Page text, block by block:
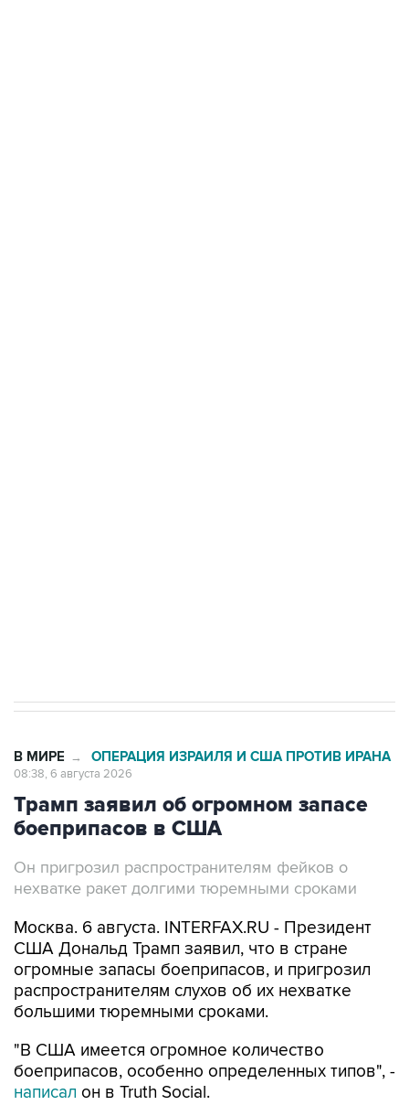
В МИРЕ → ОПЕРАЦИЯ ИЗРАИЛЯ И США ПРОТИВ ИРАНА
08:38, 6 августа 2026
Трамп заявил об огромном запасе
боеприпасов в США
Он пригрозил распространителям фейков о
нехватке ракет долгими тюремными сроками
Москва. 6 августа. INTERFAX.RU - Президент
США Дональд Трамп заявил, что в стране
огромные запасы боеприпасов, и пригрозил
распространителям слухов об их нехватке
большими тюремными сроками.
"В США имеется огромное количество
боеприпасов, особенно определенных типов", -
написал он в Truth Social.